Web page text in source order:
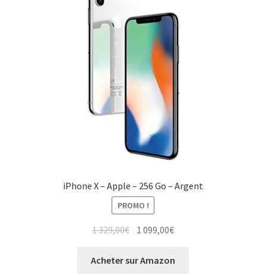
iPhone X – Apple – 256 Go – Argent
PROMO !
1 329,00€ 1 099,00€
Acheter sur Amazon